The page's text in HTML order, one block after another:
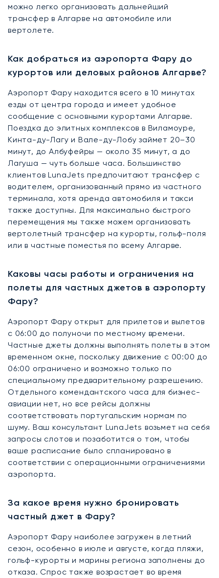
можно легко организовать дальнейший
трансфер в Алгарве на автомобиле или
вертолете.
Как добраться из аэропорта Фару до
курортов или деловых районов Алгарве?
Аэропорт Фару находится всего в 10 минутах
езды от центра города и имеет удобное
сообщение с основными курортами Алгарве.
Поездка до элитных комплексов в Виламоуре,
Кинта-ду-Лагу и Вале-ду-Лобу займет 20–30
минут, до Албуфейры — около 35 минут, а до
Лагуша — чуть больше часа. Большинство
клиентов LunaJets предпочитают трансфер с
водителем, организованный прямо из частного
терминала, хотя аренда автомобиля и такси
также доступны. Для максимально быстрого
перемещения мы также можем организовать
вертолетный трансфер на курорты, гольф-поля
или в частные поместья по всему Алгарве.
Каковы часы работы и ограничения на
полеты для частных джетов в аэропорту
Фару?
Аэропорт Фару открыт для прилетов и вылетов
с 06:00 до полуночи по местному времени.
Частные джеты должны выполнять полеты в этом
временном окне, поскольку движение с 00:00 до
06:00 ограничено и возможно только по
специальному предварительному разрешению.
Отдельного комендантского часа для бизнес-
авиации нет, но все рейсы должны
соответствовать португальским нормам по
шуму. Ваш консультант LunaJets возьмет на себя
запросы слотов и позаботится о том, чтобы
ваше расписание было спланировано в
соответствии с операционными ограничениями
аэропорта.
За какое время нужно бронировать
частный джет в Фару?
Аэропорт Фару наиболее загружен в летний
сезон, особенно в июле и августе, когда пляжи,
гольф-курорты и марины региона заполнены до
отказа. Спрос также возрастает во время